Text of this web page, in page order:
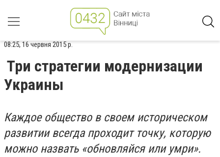
08:25, 16 червня 2015 р.
Три стратегии модернизации
Украины
Каждое общество в своем историческом
развитии всегда проходит точку, которую
можно назвать «обновляйся или умри».